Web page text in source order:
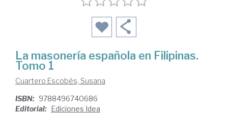
La masonería española en Filipinas.
Tomo 1
Cuartero Escobés, Susana
ISBN: 9788496740686
Editorial: Ediciones Idea